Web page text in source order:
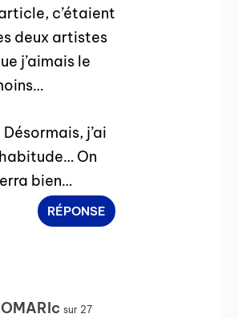
c’étaient
deux artistes
j’aimais le
Désormais, j’ai
On
bien…
RÉPONSE
sur 27